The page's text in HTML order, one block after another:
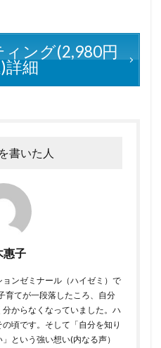
ング(2,980円
詳細
書いた人
惠子
ンゼミナール（ハイゼミ）で
育てが一段落したころ、自分
からなくなっていました。ハ
頃です。そして「自分を知り
という強い想い(内なる声）